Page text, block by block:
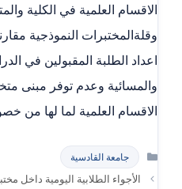
الاقسام العلمية في الكلية
وقلةالمختبرات النموذجية
اعداد الطلبة المقبولين في
والمسائية وعدم توفر مبنى
الاقسام العلمية لما لها من
التصنيفات
جامعة القادسية
الأجواء الطلابية اليومية داخل